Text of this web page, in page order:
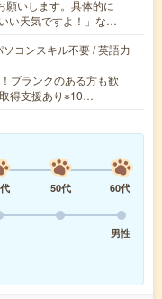
願いします。具体的に
い天気ですよ！」な…
コンスキル不要 / 英語力
ブランクのある方も歓
得支援あり※10…
50代
60代
男性